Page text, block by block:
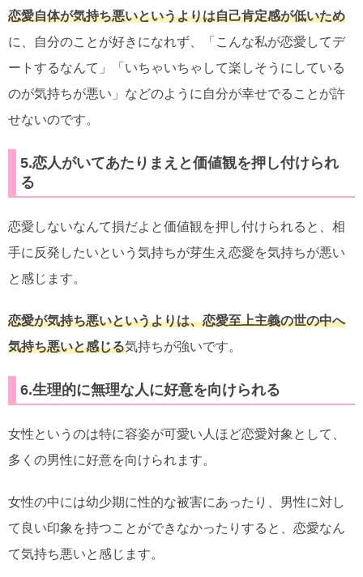
恋愛自体が気持ち悪いというよりは自己肯定感が低いため
に、自分のことが好きになれず、「こんな私が恋愛してデ
ートするなんて」「いちゃいちゃして楽しそうにしている
のが気持ちが悪い」などのように自分が幸せでることが許
せないのです。
5.恋人がいてあたりまえと価値観を押し付けられ
る
恋愛しないなんて損だよと価値観を押し付けられると、相
手に反発したいという気持ちが芽生え恋愛を気持ちが悪い
と感じます。
恋愛が気持ち悪いというよりは、恋愛至上主義の世の中へ
気持ち悪いと感じる気持ちが強いです。
6.生理的に無理な人に好意を向けられる
女性というのは特に容姿が可愛い人ほど恋愛対象として、
多くの男性に好意を向けられます。
女性の中には幼少期に性的な被害にあったり、男性に対し
て良い印象を持つことができなかったりすると、恋愛なん
て気持ち悪いと感じます。